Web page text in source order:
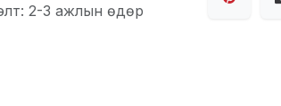
2-3 ажлын өдөр